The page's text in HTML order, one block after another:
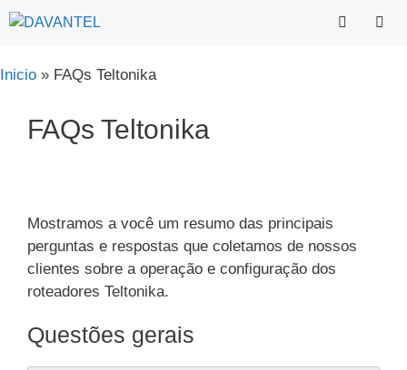
Saltar
para
conteúdo
Inicio » FAQs Teltonika
FAQs Teltonika
Mostramos a você um resumo das principais
perguntas e respostas que coletamos de nossos
clientes sobre a operação e configuração dos
roteadores Teltonika.
Questões gerais